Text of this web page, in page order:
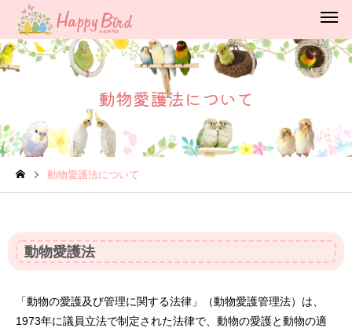
動物愛護法について
動物愛護法について
動物愛護法
「動物の愛護及び管理に関する法律」（動物愛護管理法）は、
1973年に議員立法で制定された法律で、動物の愛護と動物の適